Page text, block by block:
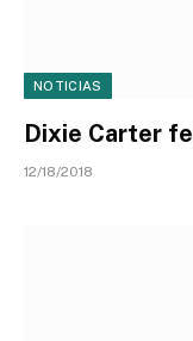
NOTICIAS
Dixie Carter
12/18/2018